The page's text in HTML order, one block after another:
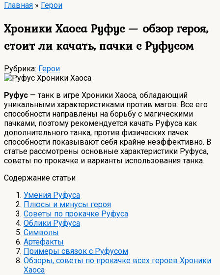
Главная » Герои
Хроники Хаоса Руфус — обзор героя,
стоит ли качать, пачки с Руфусом
Рубрика: Герои
Руфус — танк в игре Хроники Хаоса, обладающий
уникальными характеристиками против магов. Все его
способности направлены на борьбу с магическими
пачками, поэтому рекомендуется качать Руфуса как
дополнительного танка, против физических пачек
способности показывают себя крайне неэффективно. В
статье рассмотрены основные характеристики Руфуса,
советы по прокачке и варианты использования танка.
Содержание статьи
Умения Руфуса
Плюсы и минусы героя
Советы по прокачке Руфуса
Облики Руфуса
Символы
Артефакты
Примеры связок с Руфусом
Обзоры, советы по прокачке всех героев Хроники
Хаоса